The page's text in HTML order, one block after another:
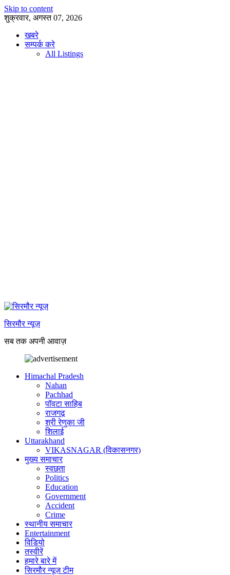
Skip to content
शुक्रवार, अगस्त 07, 2026
खबरे
सम्पर्क करे
All Listings
सिरमौर न्यूज़
सब तक अपनी आवाज़
Himachal Pradesh
Nahan
Pachhad
पॉवटा साहिब
राजगढ़
श्री रेणुका जी
शिलाई
Uttarakhand
VIKASNAGAR (विकासनगर)
मुख्य समाचार
स्वछता
Politics
Education
Government
Accident
Crime
स्थानीय समाचार
Entertainment
विडियो
तस्वीरें
हमारे बारे में
सिरमौर न्यूज़ टीम